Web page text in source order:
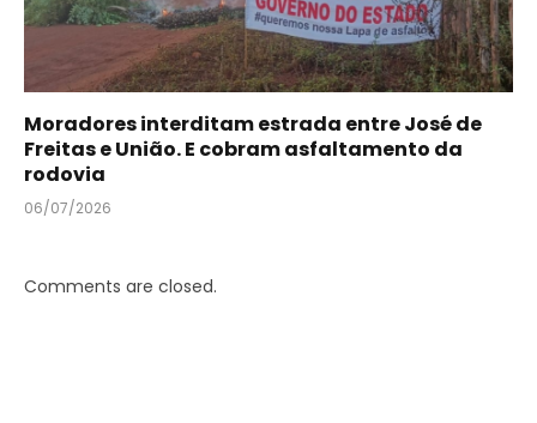
Moradores interditam estrada entre José de
Freitas e União. E cobram asfaltamento da
rodovia
06/07/2026
Comments are closed.